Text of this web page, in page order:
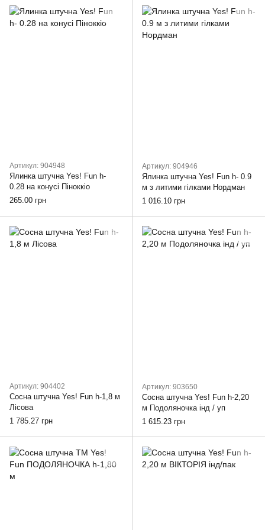
Артикул: 904948
Ялинка штучна Yes! Fun h-
0.28 на конусі Піноккіо
265.00 грн
Артикул: 904946
Ялинка штучна Yes! Fun h- 0.9
м з литими гілками Нордман
1 016.10 грн
Артикул: 904402
Сосна штучна Yes! Fun h-1,8 м
Лісова
1 785.27 грн
Артикул: 903650
Сосна штучна Yes! Fun h-2,20
м Подоляночка інд / уп
1 615.23 грн